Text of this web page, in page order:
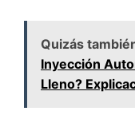
Quizás
Inyección
Lleno?